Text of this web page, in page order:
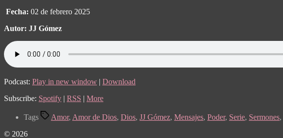
Fecha: 02 de febrero 2025
Autor: JJ Gómez
Podcast: Play in new window | Download
Subscribe: Spotify | RSS | More
Tags Amor, Amor de Dios, Dios, JJ Gómez, Mensajes, Poder, Serie, Sermones,
© 2026